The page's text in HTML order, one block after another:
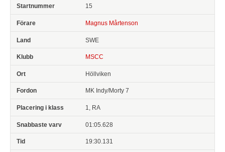
15
Magnus Mårtenson
SWE
MSCC
Höllviken
MK Indy/Morty 7
1, RA
01:05.628
19:30.131